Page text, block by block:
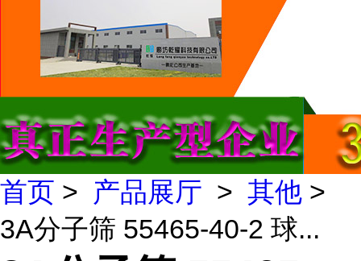
首页 > 产品展厅 > 其他 >
3A分子筛 55465-40-2 球...